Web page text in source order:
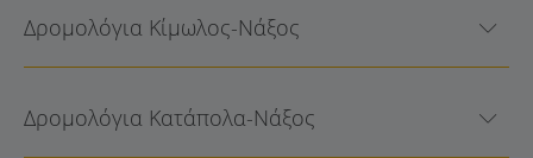
Δρομολόγια Κίμωλος-Νάξος
Δρομολόγια Κατάπολα-Νάξος